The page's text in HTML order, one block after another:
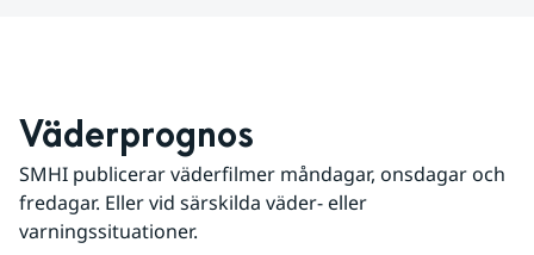
Väderprognos
SMHI publicerar väderfilmer måndagar, onsdagar och
fredagar. Eller vid särskilda väder- eller
varningssituationer.